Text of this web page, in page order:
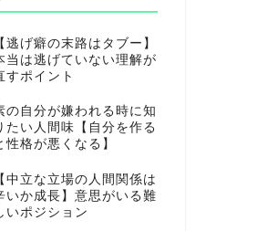
【逃げ癖の末路はタブー】
当は逃げていない理解が
すポイント
の自分が嫌われる時に知
たい人間味【自分を作る
性格が悪くなる】
【中立な立場の人間関係は
いか成長】意思がいる難
いポジション